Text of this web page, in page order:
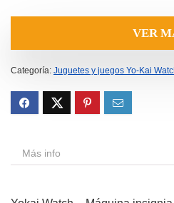
VER
Categoría: Juguetes y juegos Yo-Kai
Más info